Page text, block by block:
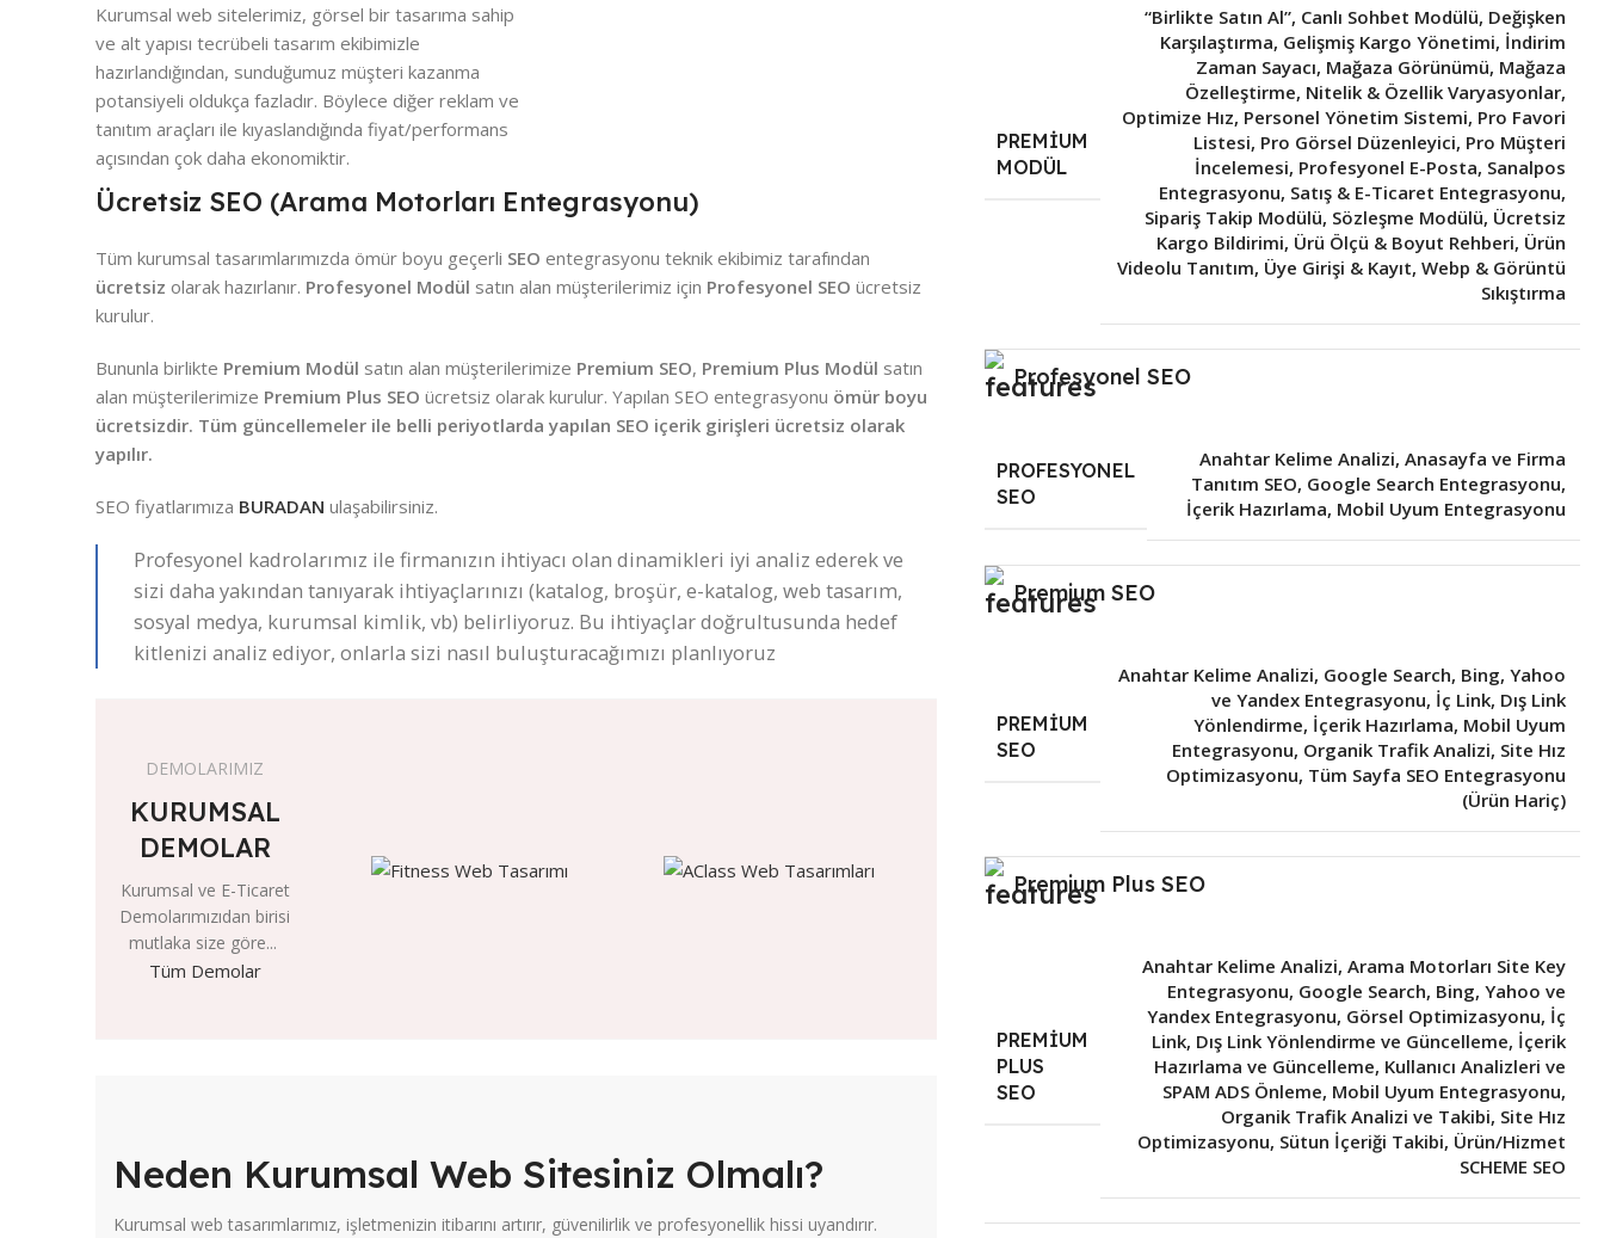
Kurumsal web sitelerimiz, görsel bir tasarıma sahip
ve alt yapısı tecrübeli tasarım ekibimizle
hazırlandığından, sunduğumuz müşteri kazanma
potansiyeli oldukça fazladır. Böylece diğer reklam ve
tanıtım araçları ile kıyaslandığında fiyat/performans
açısından çok daha ekonomiktir.
Ücretsiz SEO (Arama Motorları Entegrasyonu)
Tüm kurumsal tasarımlarımızda ömür boyu geçerli SEO entegrasyonu teknik ekibimiz tarafından
ücretsiz olarak hazırlanır. Profesyonel Modül satın alan müşterilerimiz için Profesyonel SEO ücretsiz
kurulur.
Bununla birlikte Premium Modül satın alan müşterilerimize Premium SEO, Premium Plus Modül satın
alan müşterilerimize Premium Plus SEO ücretsiz olarak kurulur. Yapılan SEO entegrasyonu ömür boyu
ücretsizdir. Tüm güncellemeler ile belli periyotlarda yapılan SEO içerik girişleri ücretsiz olarak
yapılır.
SEO fiyatlarımıza BURADAN ulaşabilirsiniz.
Profesyonel kadrolarımız ile firmanızın ihtiyacı olan dinamikleri iyi analiz ederek ve
sizi daha yakından tanıyarak ihtiyaçlarınızı (katalog, broşür, e-katalog, web tasarım,
sosyal medya, kurumsal kimlik, vb) belirliyoruz. Bu ihtiyaçlar doğrultusunda hedef
kitlenizi analiz ediyor, onlarla sizi nasıl buluşturacağımızı planlıyoruz
DEMOLARIMIZ
KURUMSAL
DEMOLAR
Kurumsal ve E-Ticaret
Demolarımızıdan birisi
mutlaka size göre...
Tüm Demolar
Neden Kurumsal Web Sitesiniz Olmalı?
Kurumsal web tasarımlarımız, işletmenizin itibarını artırır, güvenilirlik ve profesyonellik hissi uyandırır.
PREMIUM
MODÜL
“Birlikte Satın Al”, Canlı Sohbet Modülü, Değişken
Karşılaştırma, Gelişmiş Kargo Yönetimi, İndirim
Zaman Sayacı, Mağaza Görünümü, Mağaza
Özelleştirme, Nitelik & Özellik Varyasyonlar,
Optimize Hız, Personel Yönetim Sistemi, Pro Favori
Listesi, Pro Görsel Düzenleyici, Pro Müşteri
İncelemesi, Profesyonel E-Posta, Sanalpos
Entegrasyonu, Satış & E-Ticaret Entegrasyonu,
Sipariş Takip Modülü, Sözleşme Modülü, Ücretsiz
Kargo Bildirimi, Ürü Ölçü & Boyut Rehberi, Ürün
Videolu Tanıtım, Üye Girişi & Kayıt, Webp & Görüntü
Sıkıştırma
Profesyonel SEO
PROFESYONEL
SEO
Anahtar Kelime Analizi, Anasayfa ve Firma
Tanıtım SEO, Google Search Entegrasyonu,
İçerik Hazırlama, Mobil Uyum Entegrasyonu
Premium SEO
PREMIUM
SEO
Anahtar Kelime Analizi, Google Search, Bing, Yahoo
ve Yandex Entegrasyonu, İç Link, Dış Link
Yönlendirme, İçerik Hazırlama, Mobil Uyum
Entegrasyonu, Organik Trafik Analizi, Site Hız
Optimizasyonu, Tüm Sayfa SEO Entegrasyonu
(Ürün Hariç)
Premium Plus SEO
PREMIUM
PLUS
SEO
Anahtar Kelime Analizi, Arama Motorları Site Key
Entegrasyonu, Google Search, Bing, Yahoo ve
Yandex Entegrasyonu, Görsel Optimizasyonu, İç
Link, Dış Link Yönlendirme ve Güncelleme, İçerik
Hazırlama ve Güncelleme, Kullanıcı Analizleri ve
SPAM ADS Önleme, Mobil Uyum Entegrasyonu,
Organik Trafik Analizi ve Takibi, Site Hız
Optimizasyonu, Sütun İçeriği Takibi, Ürün/Hizmet
SCHEME SEO